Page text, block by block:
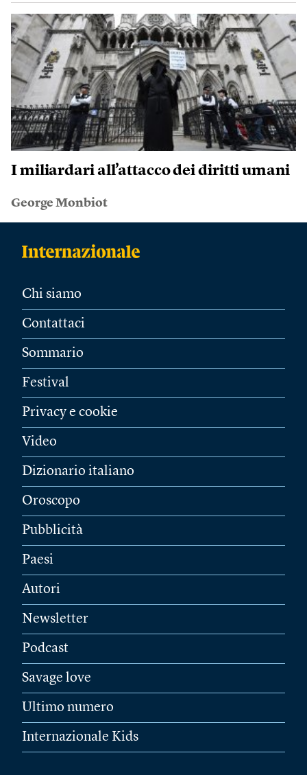
I miliardari all’attacco dei diritti umani
George Monbiot
Chi siamo
Contattaci
Sommario
Festival
Privacy e cookie
Video
Dizionario italiano
Oroscopo
Pubblicità
Paesi
Autori
Newsletter
Podcast
Savage love
Ultimo numero
Internazionale Kids